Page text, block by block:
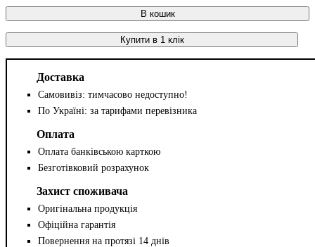
В кошик
Купити в 1 клік
Доставка
Самовивіз: тимчасово недоступно!
По Україні: за тарифами перевізника
Оплата
Оплата банківською карткою
Безготівковий розрахунок
Захист споживача
Оригінальна продукція
Офіційна гарантія
Повернення на протязі 14 днів